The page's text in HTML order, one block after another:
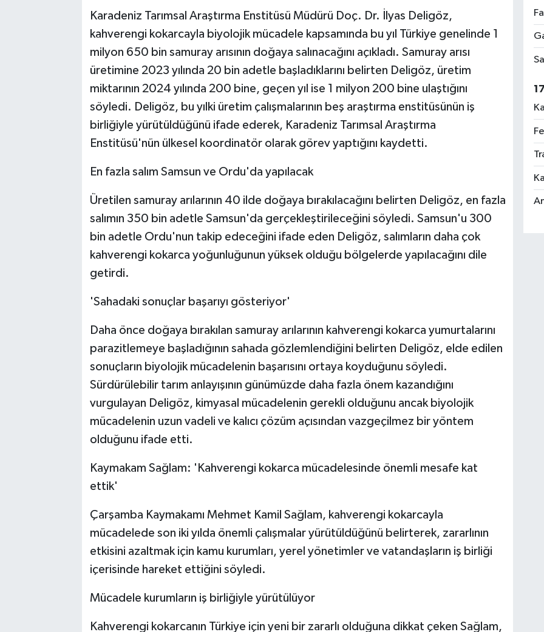
Karadeniz Tarımsal Araştırma Enstitüsü Müdürü Doç. Dr. İlyas Deligöz,
kahverengi kokarcayla biyolojik mücadele kapsamında bu yıl Türkiye genelinde 1
milyon 650 bin samuray arısının doğaya salınacağını açıkladı. Samuray arısı
üretimine 2023 yılında 20 bin adetle başladıklarını belirten Deligöz, üretim
miktarının 2024 yılında 200 bine, geçen yıl ise 1 milyon 200 bine ulaştığını
söyledi. Deligöz, bu yılki üretim çalışmalarının beş araştırma enstitüsünün iş
birliğiyle yürütüldüğünü ifade ederek, Karadeniz Tarımsal Araştırma
Enstitüsü'nün ülkesel koordinatör olarak görev yaptığını kaydetti.
En fazla salım Samsun ve Ordu'da yapılacak
Üretilen samuray arılarının 40 ilde doğaya bırakılacağını belirten Deligöz, en fazla
salımın 350 bin adetle Samsun'da gerçekleştirileceğini söyledi. Samsun'u 300
bin adetle Ordu'nun takip edeceğini ifade eden Deligöz, salımların daha çok
kahverengi kokarca yoğunluğunun yüksek olduğu bölgelerde yapılacağını dile
getirdi.
'Sahadaki sonuçlar başarıyı gösteriyor'
Daha önce doğaya bırakılan samuray arılarının kahverengi kokarca yumurtalarını
parazitlemeye başladığının sahada gözlemlendiğini belirten Deligöz, elde edilen
sonuçların biyolojik mücadelenin başarısını ortaya koyduğunu söyledi.
Sürdürülebilir tarım anlayışının günümüzde daha fazla önem kazandığını
vurgulayan Deligöz, kimyasal mücadelenin gerekli olduğunu ancak biyolojik
mücadelenin uzun vadeli ve kalıcı çözüm açısından vazgeçilmez bir yöntem
olduğunu ifade etti.
Kaymakam Sağlam: 'Kahverengi kokarca mücadelesinde önemli mesafe kat
ettik'
Çarşamba Kaymakamı Mehmet Kamil Sağlam, kahverengi kokarcayla
mücadelede son iki yılda önemli çalışmalar yürütüldüğünü belirterek, zararlının
etkisini azaltmak için kamu kurumları, yerel yönetimler ve vatandaşların iş birliği
içerisinde hareket ettiğini söyledi.
Mücadele kurumların iş birliğiyle yürütülüyor
Kahverengi kokarcanın Türkiye için yeni bir zararlı olduğuna dikkat çeken Sağlam,